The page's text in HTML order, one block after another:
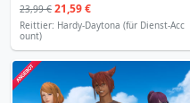
23,99 € 21,59 €
Reittier: Hardy-Daytona (für Dienst-Acc
ount)